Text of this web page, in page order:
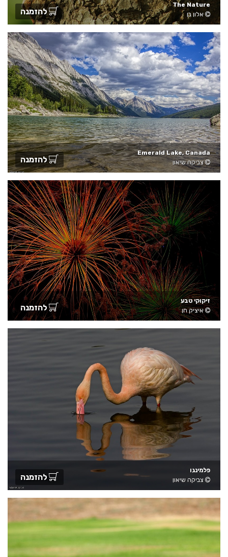
The Nature
אלון בן
להזמנה
Emerald Lake, Canada
צביקה שיאון
להזמנה
זיקוקי טבע
איציק חן
להזמנה
פלמינגו
צביקה שיאון
להזמנה